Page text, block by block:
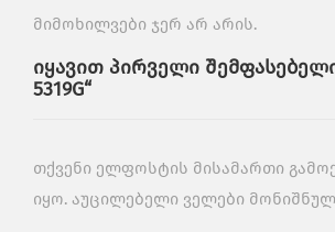
მიმოხილვები ჯერ არ არის.
იყავით პირველი
5319G“
თქვენი ელფოსტის მისამართი
იყო. აუცილებელი ველები